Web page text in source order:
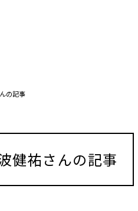
の記事
健祐さんの記事